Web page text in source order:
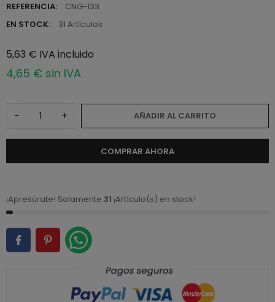
REFERENCIA:
CNG-133
EN STOCK:
31 Artículos
5,63 € IVA incluido
4,65 € sin IVA
− + AÑADIR AL CARRITO
COMPRAR AHORA
¡Apresúrate! Solamente 31 ¡Artículo(s) en stock!